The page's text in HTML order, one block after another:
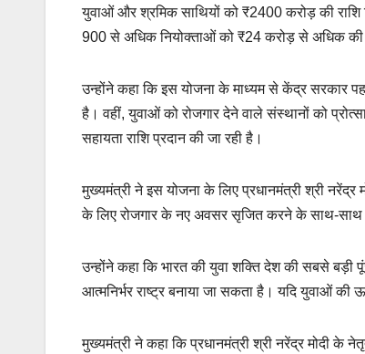
युवाओं और श्रमिक साथियों को ₹2400 करोड़ की राशि
900 से अधिक नियोक्ताओं को ₹24 करोड़ से अधिक की
उन्होंने कहा कि इस योजना के माध्यम से केंद्र सरकार
है। वहीं, युवाओं को रोजगार देने वाले संस्थानों को
सहायता राशि प्रदान की जा रही है।
मुख्यमंत्री ने इस योजना के लिए प्रधानमंत्री श्री
के लिए रोजगार के नए अवसर सृजित करने के साथ-साथ
उन्होंने कहा कि भारत की युवा शक्ति देश की सबसे
आत्मनिर्भर राष्ट्र बनाया जा सकता है। यदि युवाओं
मुख्यमंत्री ने कहा कि प्रधानमंत्री श्री नरेंद्र मोदी के